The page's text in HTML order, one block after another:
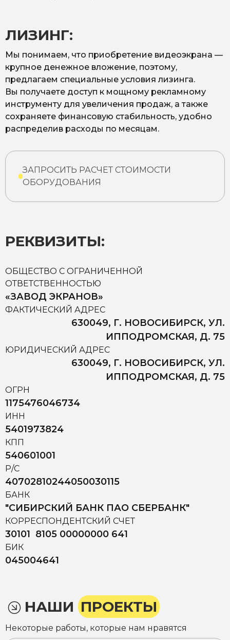
ЛИЗИНГ:
Мы понимаем, что приобретение видеоэкрана —
крупное денежное вложение, поэтому,
предлагаем специальные условия лизинга.
Вы получаете доступ к мощному рекламному
инструменту для увеличения продаж, а также
сохраняете финансовую стабильность, удобно
распределив расходы по месяцам.
ЗАПРОСИТЬ РАСЧЕТ СТОИМОСТИ
ОБОРУДОВАНИЯ
РЕКВИЗИТЫ:
ОБЩЕСТВО С ОГРАНИЧЕННОЙ
ОТВЕТСТВЕННОСТЬЮ
«ЗАВОД ЭКРАНОВ»
ФАКТИЧЕСКИЙ АДРЕС
630049, Г. НОВОСИБИРСК, УЛ.
ИППОДРОМСКАЯ, Д. 75
ЮРИДИЧЕСКИЙ АДРЕС
630049, Г. НОВОСИБИРСК, УЛ.
ИППОДРОМСКАЯ, Д. 75
ОГРН
1175476046734
ИНН
5401973824
КПП
540601001
Р/С
40702810244050030115
БАНК
"СИБИРСКИЙ БАНК ПАО СБЕРБАНК"
КОРРЕСПОНДЕНТСКИЙ СЧЕТ
30101 8105 00000000 641
БИК
045004641
НАШИ ПРОЕКТЫ
Некоторые работы, которые нам нравятся